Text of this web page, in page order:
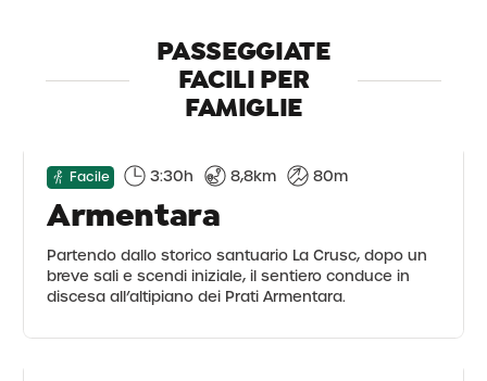
PASSEGGIATE
FACILI PER
FAMIGLIE
Facile 3:30h 8,8km 80m
Armentara
Partendo dallo storico santuario La Crusc, dopo un
breve sali e scendi iniziale, il sentiero conduce in
discesa all’altipiano dei Prati Armentara.